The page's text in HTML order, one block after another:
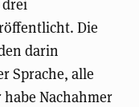
drei
Die
darin
Sprache, alle
habe Nachahmer